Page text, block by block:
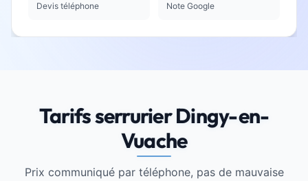
Devis téléphone Note Google
Tarifs serrurier Dingy-en-
Vuache
Prix communiqué par téléphone, pas de mauvaise